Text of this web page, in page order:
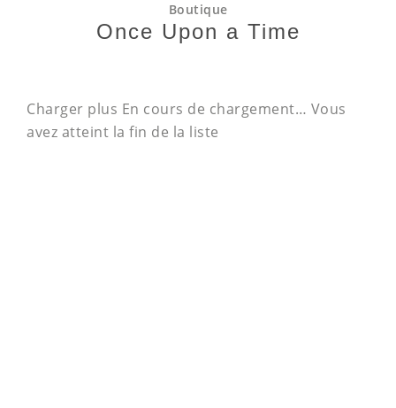
Boutique
Once Upon a Time
Charger plus En cours de chargement… Vous
avez atteint la fin de la liste